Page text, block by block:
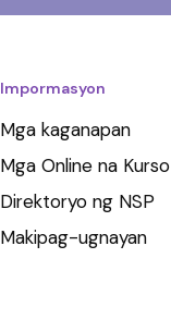
Impormasyon
Mga kaganapan
Mga Online na Kurso
Direktoryo ng NSP
Makipag-ugnayan